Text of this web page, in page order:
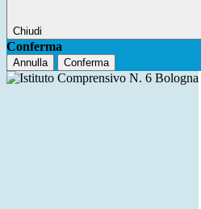
Chiudi
Conferma
Annulla Conferma